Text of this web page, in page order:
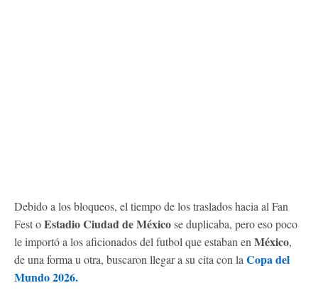
Debido a los bloqueos, el tiempo de los traslados hacia al Fan
Fest oEstadio Ciudad de Méxicose duplicaba, pero eso poco
le importó a los aficionados del futbol que estaban enMéxico,
de una forma u otra, buscaron llegar a su cita con laCopa del
Mundo 2026.